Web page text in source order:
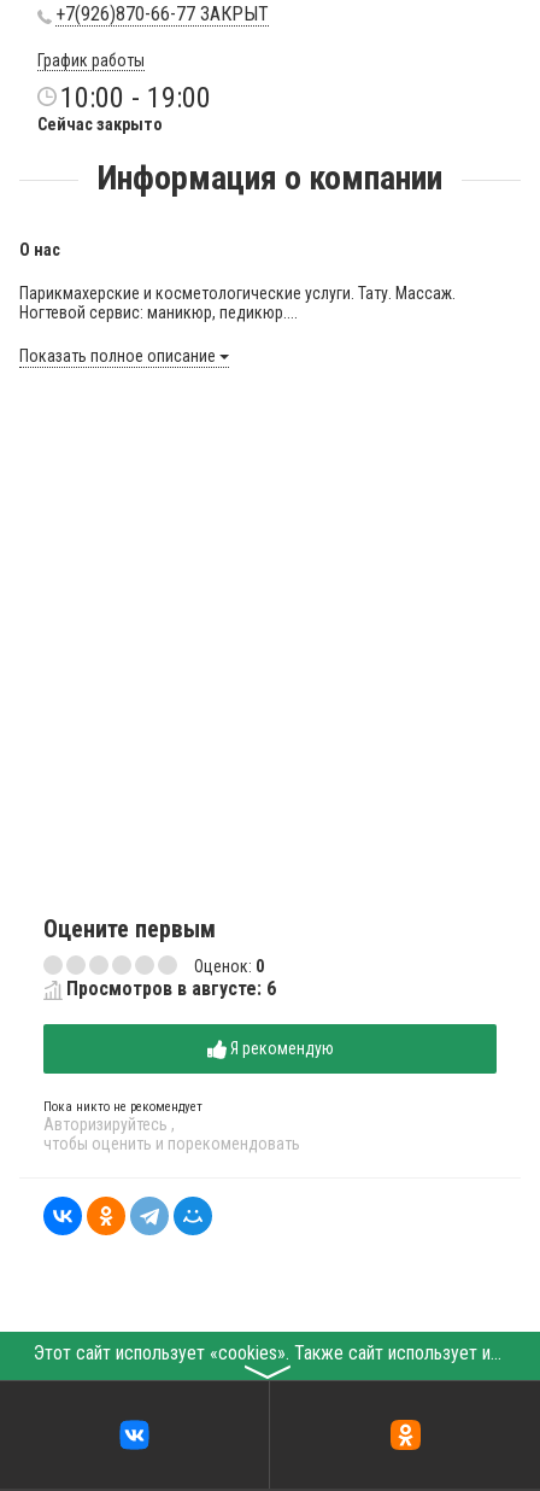
+7(926)870-66-77 ЗАКРЫТ
График работы
10:00 - 19:00
Сейчас закрыто
Информация о компании
О нас
Парикмахерские и косметологические услуги. Тату. Массаж.
Ногтевой сервис: маникюр, педикюр....
Показать полное описание
Оцените первым
Оценок: 0
Просмотров в августе: 6
Я рекомендую
Пока никто не рекомендует
Авторизируйтесь ,
чтобы оценить и порекомендовать
Этот сайт использует «cookies». Также сайт использует интернет-сервис для сбора технических данных касательно посетителей с целью получения маркетинговой и статистической информации. Условия обработки данных посетителей сайта см.
〉